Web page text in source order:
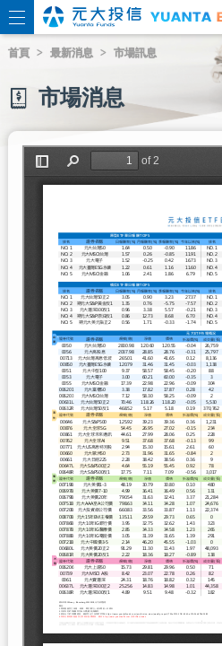
首頁 最新消息 市場訊息
市場消息